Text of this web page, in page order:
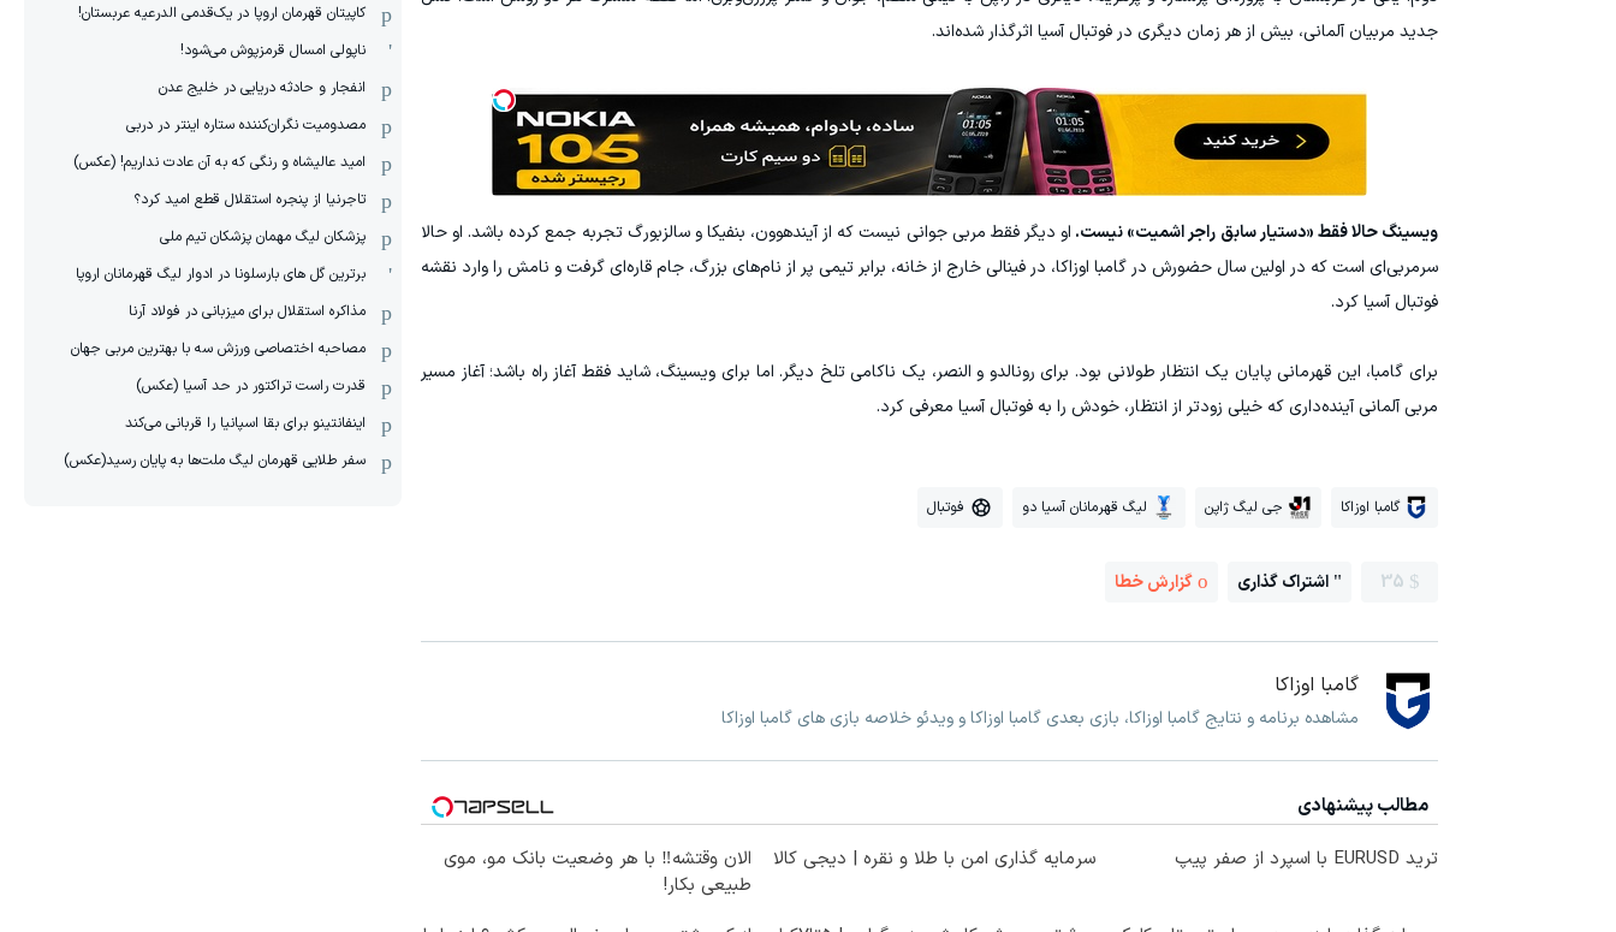
جدید مربیان آلمانی، بیش از هر زمان دیگری در فوتبال آسیا اثرگذار شده‌اند.
ویسینگ حالا فقط «دستیار سابق راجر اشمیت» نیست. او دیگر فقط مربی جوانی نیست که از آیندهوون، بنفیکا و سالزبورگ تجربه جمع کرده باشد. او حالا
سرمربی‌ای است که در اولین سال حضورش در گامبا اوزاکا، در فینالی خارج از خانه، برابر تیمی پر از نام‌های بزرگ، جام قاره‌ای گرفت و نامش را وارد نقشه
فوتبال آسیا کرد.
برای گامبا، این قهرمانی پایان یک انتظار طولانی بود. برای رونالدو و النصر، یک ناکامی تلخ دیگر. اما برای ویسینگ، شاید فقط آغاز راه باشد؛ آغاز مسیر
مربی آلمانی آینده‌داری که خیلی زودتر از انتظار، خودش را به فوتبال آسیا معرفی کرد.
گامبا اوزاکا جی لیگ ژاپن لیگ قهرمانان آسیا دو فوتبال
35 اشتراک گذاری گزارش خطا
گامبا اوزاکا
مشاهده برنامه و نتایج گامبا اوزاکا، بازی بعدی گامبا اوزاکا و ویدئو خلاصه بازی های گامبا اوزاکا
مطالب پیشنهادی
ترید EURUSD با اسپرد از صفر پیپ
سرمایه گذاری امن با طلا و نقره | دیجی کالا
الان وقتشه‼️ با هر وضعیت بانک مو، موی
طبیعی بکار!
کاپیتان قهرمان اروپا در یک‌قدمی الدرعیه عربستان!
ناپولی امسال قرمزپوش می‌شود!
انفجار و حادثه دریایی در خلیج عدن
مصدومیت نگران‌کننده ستاره اینتر در دربی
امید عالیشاه و رنگی که به آن عادت نداریم! (عکس)
تاجرنیا از پنجره استقلال قطع امید کرد؟
پزشکان لیگ مهمان پزشکان تیم ملی
برترین گل های بارسلونا در ادوار لیگ قهرمانان اروپا
مذاکره استقلال برای میزبانی در فولاد آرنا
مصاحبه اختصاصی ورزش سه با بهترین مربی جهان
قدرت راست تراکتور در حد آسیا (عکس)
اینفانتینو برای بقا اسپانیا را قربانی می‌کند
سفر طلایی قهرمان لیگ ملت‌ها به پایان رسید(عکس)